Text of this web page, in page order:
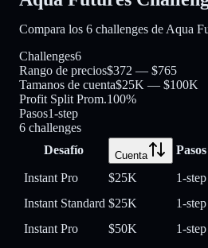
Compara los 6 challenges de Aqua
Challenges6
Rango de precios$372 — $765
Tamanos de cuenta$25K — $100K
Profit Split Prom.100%
Pasos1-step
6 challenges
Desafío
Cuenta Pasos
Instant Pro $25K 1-step
Instant Standard $25K 1-step
Instant Pro
$50K 1-step